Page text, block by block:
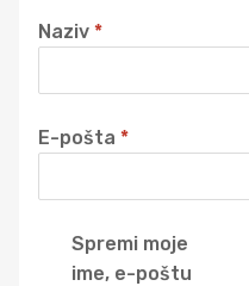
Naziv *
E-pošta *
Spremi moje
ime, e-poštu